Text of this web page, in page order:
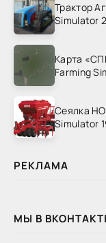
Трактор
Simulator
Карта
Farming
Сеялка
Simulator
РЕКЛАМА
МЫ В